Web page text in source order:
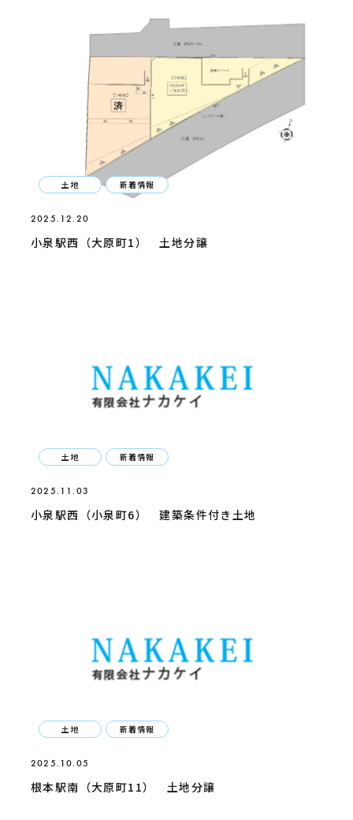
土地 新着情報
2025.12.20
小泉駅西（大原町1） 土地分譲
土地 新着情報
2025.11.03
小泉駅西（小泉町6） 建築条件付き土地
土地 新着情報
2025.10.05
根本駅南（大原町11） 土地分譲